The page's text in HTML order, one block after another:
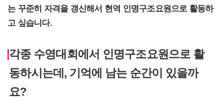
는 꾸준히 자격을 갱신해서 현역 인명구조요원으로 활동하
고 싶습니다.
각종 수영대회에서 인명구조요원으로 활
동하시는데, 기억에 남는 순간이 있을까
요?